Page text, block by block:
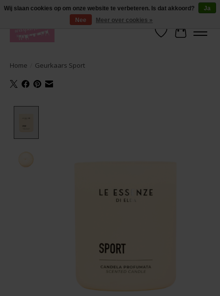
De lekkerste geuren wasparfum in uw eigen shop. Testers nodig? Ga naar
producten --> wasparfum --> geurtester
Verlanglijst
Home Geurkaars Sport
Wij slaan cookies op om onze website te verbeteren. Is dat akkoord?
Ja
Nee
Meer over cookies »